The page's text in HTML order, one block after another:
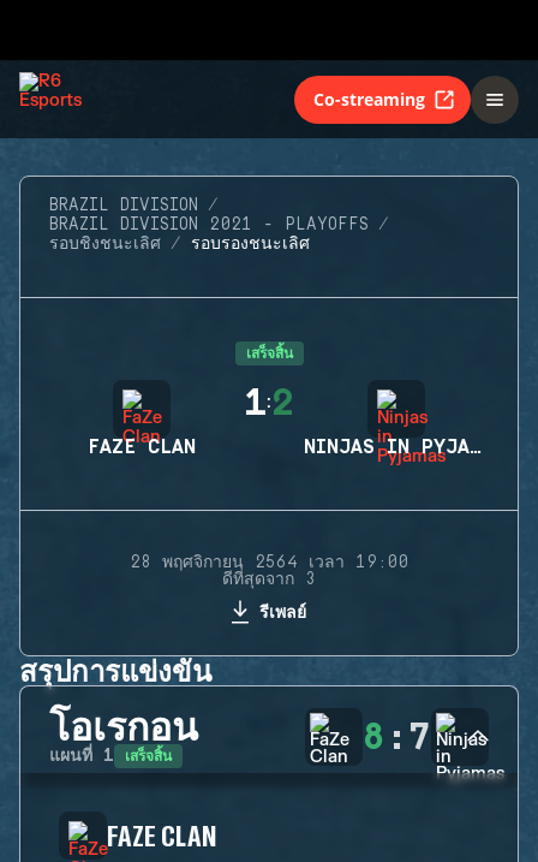
Co-streaming
BRAZIL DIVISION
BRAZIL DIVISION 2021 - PLAYOFFS
รอบชิงชนะเลิศ
รอบรองชนะเลิศ
เสร็จสิ้น
FAZE CLAN
1:2
NINJAS IN PYJAMAS
28 พฤศจิกายน 2564 เวลา 19:00
ดีที่สุดจาก 3
รีเพลย์
สรุปการแข่งขัน
โอเรกอน
แผนที่ 1 เสร็จสิ้น 8 : 7
FAZE CLAN